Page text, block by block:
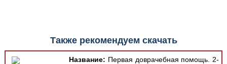
Также рекомендуем скачать
Название: Первая доврачебная помощь. 2-